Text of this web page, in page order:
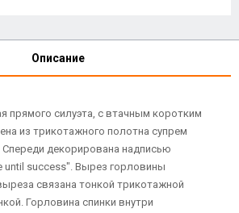
Описание
прямого силуэта, с втачным коротким
из трикотажного полотна супрем
Спереди декорирована надписью
until success". Вырез горловины
связана тонкой трикотажной
Горловина спинки внутри